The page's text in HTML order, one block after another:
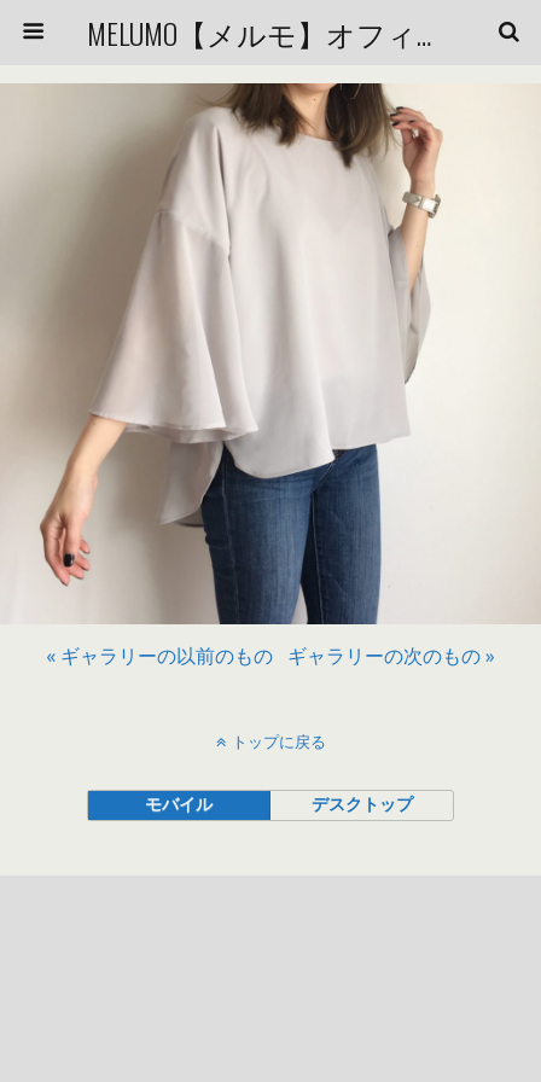
MELUMO【メルモ】オフィシャルブログ
« ギャラリーの以前のもの ギャラリーの次のもの »
トップに戻る
モバイル デスクトップ